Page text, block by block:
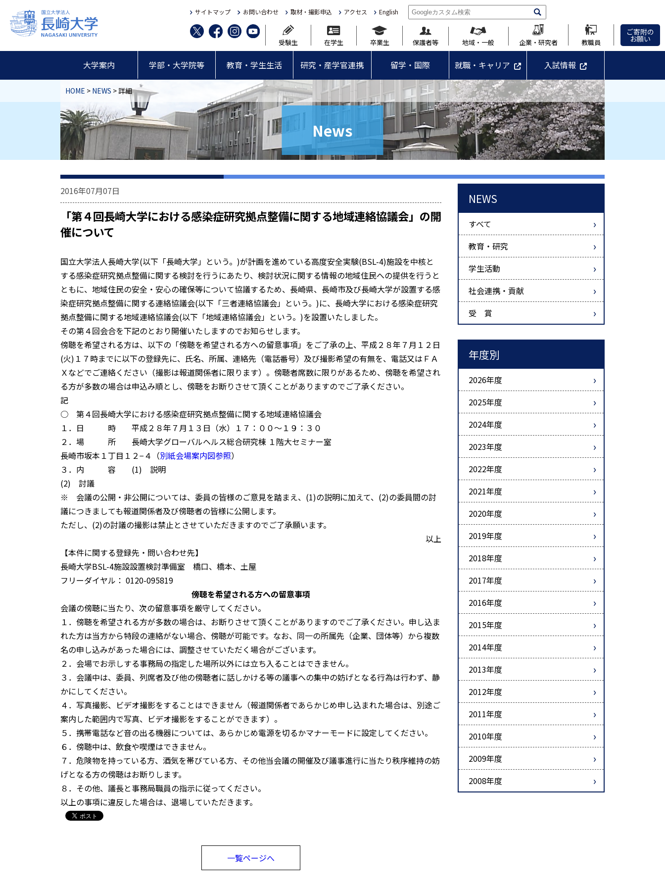
サイトマップ お問い合わせ 取材・撮影申込 アクセス English
受験生 在学生 卒業生 保護者等 地域・一般 企業・研究者 教職員
ご寄附の
お願い
大学案内 学部・大学院等 教育・学生生活 研究・産学官連携 留学・国際 就職・キャリア 入試情報
HOME > NEWS > 詳細
News
2016年07月07日
「第４回長崎大学における感染症研究拠点整備に関する地域連絡協議会」の開
催について
国立大学法人長崎大学(以下「長崎大学」という。)が計画を進めている高度安全実験(BSL-4)施設を中核と
する感染症研究拠点整備に関する検討を行うにあたり、検討状況に関する情報の地域住民への提供を行うと
ともに、地域住民の安全・安心の確保等について協議するため、長崎県、長崎市及び長崎大学が設置する感
染症研究拠点整備に関する連絡協議会(以下「三者連絡協議会」という。)に、長崎大学における感染症研究
拠点整備に関する地域連絡協議会(以下「地域連絡協議会」という。)を設置いたしました。
その第４回会合を下記のとおり開催いたしますのでお知らせします。
傍聴を希望される方は、以下の「傍聴を希望される方への留意事項」をご了承の上、平成２８年７月１２日
(火)１７時までに以下の登録先に、氏名、所属、連絡先（電話番号）及び撮影希望の有無を、電話又はＦＡ
Ｘなどでご連絡ください（撮影は報道関係者に限ります）。傍聴者席数に限りがあるため、傍聴を希望され
る方が多数の場合は申込み順とし、傍聴をお断りさせて頂くことがありますのでご了承ください。
記
○ 第４回長崎大学における感染症研究拠点整備に関する地域連絡協議会
１．日 時 平成２８年７月１３日（水）１７：００〜１９：３０
２．場 所 長崎大学グローバルヘルス総合研究棟 １階大セミナー室
長崎市坂本１丁目１２−４（別紙会場案内図参照）
３．内 容 (1) 説明
(2) 討議
※ 会議の公開・非公開については、委員の皆様のご意見を踏まえ、(1)の説明に加えて、(2)の委員間の討
議につきましても報道関係者及び傍聴者の皆様に公開します。
ただし、(2)の討議の撮影は禁止とさせていただきますのでご了承願います。
以上
【本件に関する登録先・問い合わせ先】
長崎大学BSL-4施設設置検討準備室 橋口、橋本、土屋
フリーダイヤル： 0120-095819
傍聴を希望される方への留意事項
会議の傍聴に当たり、次の留意事項を厳守してください。
１．傍聴を希望される方が多数の場合は、お断りさせて頂くことがありますのでご了承ください。申し込ま
れた方は当方から特段の連絡がない場合、傍聴が可能です。なお、同一の所属先（企業、団体等）から複数
名の申し込みがあった場合には、調整させていただく場合がございます。
２．会場でお示しする事務局の指定した場所以外には立ち入ることはできません。
３．会議中は、委員、列席者及び他の傍聴者に話しかける等の議事への集中の妨げとなる行為は行わず、静
かにしてください。
４．写真撮影、ビデオ撮影をすることはできません（報道関係者であらかじめ申し込まれた場合は、別途ご
案内した範囲内で写真、ビデオ撮影をすることができます）。
５．携帯電話など音の出る機器については、あらかじめ電源を切るかマナーモードに設定してください。
６．傍聴中は、飲食や喫煙はできません。
７．危険物を持っている方、酒気を帯びている方、その他当会議の開催及び議事進行に当たり秩序維持の妨
げとなる方の傍聴はお断りします。
８．その他、議長と事務局職員の指示に従ってください。
以上の事項に違反した場合は、退場していただきます。
一覧ページへ
NEWS
すべて
教育・研究
学生活動
社会連携・貢献
受 賞
年度別
2026年度
2025年度
2024年度
2023年度
2022年度
2021年度
2020年度
2019年度
2018年度
2017年度
2016年度
2015年度
2014年度
2013年度
2012年度
2011年度
2010年度
2009年度
2008年度